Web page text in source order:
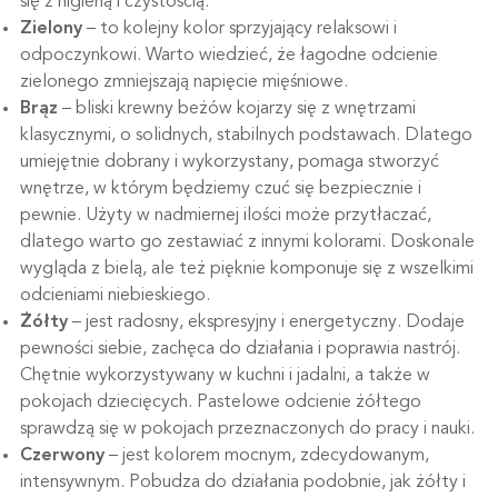
Zielony – to kolejny kolor sprzyjający relaksowi i
odpoczynkowi. Warto wiedzieć, że łagodne odcienie
zielonego zmniejszają napięcie mięśniowe.
Brąz – bliski krewny beżów kojarzy się z wnętrzami
klasycznymi, o solidnych, stabilnych podstawach. Dlatego
umiejętnie dobrany i wykorzystany, pomaga stworzyć
wnętrze, w którym będziemy czuć się bezpiecznie i
pewnie. Użyty w nadmiernej ilości może przytłaczać,
dlatego warto go zestawiać z innymi kolorami. Doskonale
wygląda z bielą, ale też pięknie komponuje się z wszelkimi
odcieniami niebieskiego.
Żółty – jest radosny, ekspresyjny i energetyczny. Dodaje
pewności siebie, zachęca do działania i poprawia nastrój.
Chętnie wykorzystywany w kuchni i jadalni, a także w
pokojach dziecięcych. Pastelowe odcienie żółtego
sprawdzą się w pokojach przeznaczonych do pracy i nauki.
Czerwony – jest kolorem mocnym, zdecydowanym,
intensywnym. Pobudza do działania podobnie, jak żółty i